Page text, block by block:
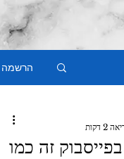
הרשמה
זה כמו
2 דקות